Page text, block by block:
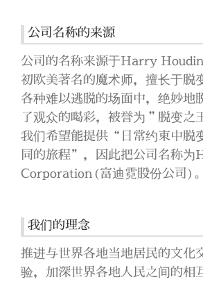
公司名称的来源
公司的名称来源于Harry
初欧美著名的魔术师，擅长于脱
各种难以逃脱的场面中，绝妙地
了观众的喝彩，被誉为＂脱变之
我们希望能提供“日常约束中脱
同的旅程”，因此把公司名称为
Corporation(富迪霓股份公司)。
我们的理念
推进与世界各地当地居民的文化
验，加深世界各地人民之间的相